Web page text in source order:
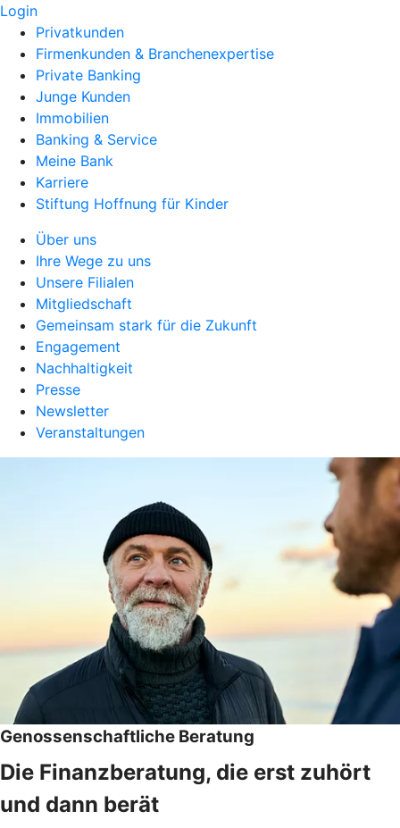
Login
Privatkunden
Firmenkunden & Branchenexpertise
Private Banking
Junge Kunden
Immobilien
Banking & Service
Meine Bank
Karriere
Stiftung Hoffnung für Kinder
Über uns
Ihre Wege zu uns
Unsere Filialen
Mitgliedschaft
Gemeinsam stark für die Zukunft
Engagement
Nachhaltigkeit
Presse
Newsletter
Veranstaltungen
Genossenschaftliche Beratung
Die Finanzberatung, die erst zuhört
und dann berät